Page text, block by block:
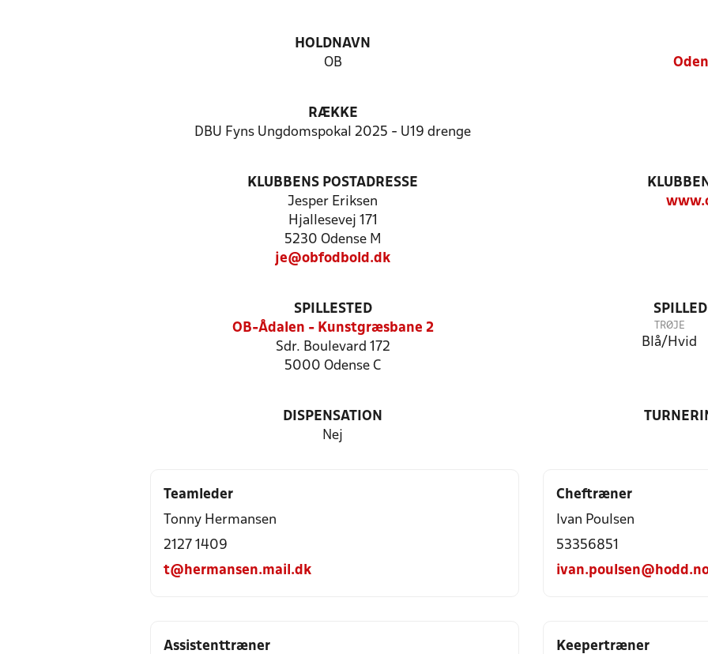
HOLDNAVN
OB
RÆKKE
DBU Fyns Ungdomspokal 2025 - U19 drenge
KLUBBENS POSTADRESSE
Jesper Eriksen
Hjallesevej 171
5230 Odense M
je@obfodbold.dk
SPILLESTED
OB-Ådalen - Kunstgræsbane 2
Sdr. Boulevard 172
5000 Odense C
TRØJE
Blå/Hvid
DISPENSATION
Nej
Teamleder
Tonny Hermansen
2127 1409
t@hermansen.mail.dk
Cheftræner
Ivan Poulsen
53356851
Assistenttræner
Keepertræner